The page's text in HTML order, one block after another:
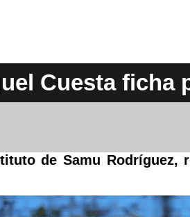
Cuesta ficha
de Samu Rodríguez,